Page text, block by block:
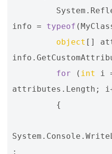
System .
info = typeof (
object []
info .
for
( int i
attributes . Length ; i
{
System . Console .
;